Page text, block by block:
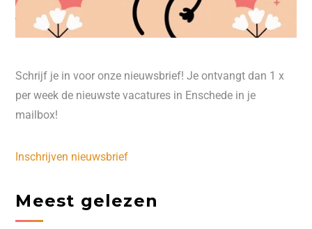
Schrijf je in voor onze nieuwsbrief! Je ontvangt dan 1 x
per week de nieuwste vacatures in Enschede in je
mailbox!
Inschrijven nieuwsbrief
Meest gelezen